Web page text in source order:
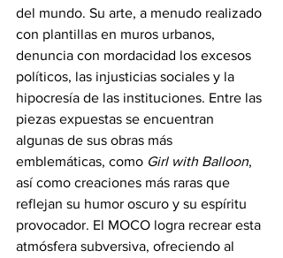
del mundo. Su arte, a menudo realizado
con plantillas en muros urbanos,
denuncia con mordacidad los excesos
políticos, las injusticias sociales y la
hipocresía de las instituciones. Entre las
piezas expuestas se encuentran
algunas de sus obras más
emblemáticas, como Girl with Balloon,
así como creaciones más raras que
reflejan su humor oscuro y su espíritu
provocador. El MOCO logra recrear esta
atmósfera subversiva, ofreciendo al